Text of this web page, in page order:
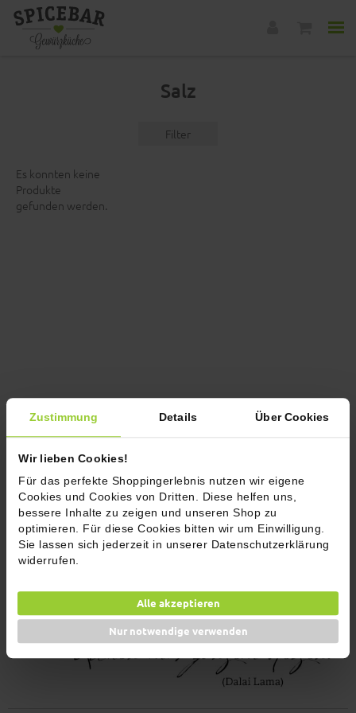
Zustimmung Details Über Cookies
Wir lieben Cookies!
Für das perfekte Shoppingerlebnis nutzen wir eigene
Cookies und Cookies von Dritten. Diese helfen uns,
bessere Inhalte zu zeigen und unseren Shop zu
optimieren. Für diese Cookies bitten wir um Einwilligung.
Sie lassen sich jederzeit in unserer Datenschutzerklärung
widerrufen.
Alle akzeptieren
Nur notwendige verwenden
Salz
Filter
Es konnten keine
Produkte
gefunden werden.